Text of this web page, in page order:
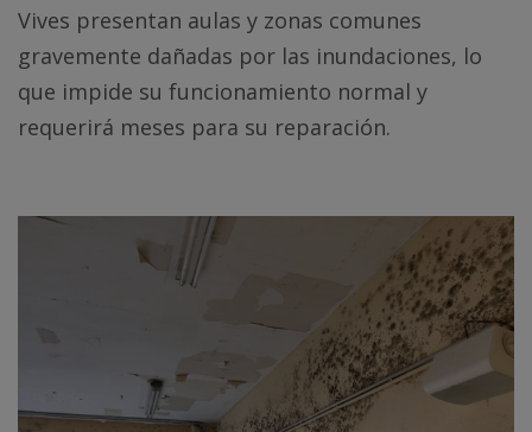
Vives presentan aulas y zonas comunes
gravemente dañadas por las inundaciones, lo
que impide su funcionamiento normal y
requerirá meses para su reparación.